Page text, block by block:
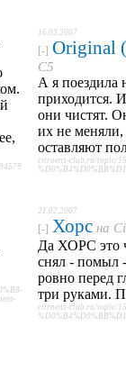
16.03.2007
[-] Original
C5
А я поездила
приходится.
они чистят.
их не меняли,
оставляют
citroens-club.ru/topic/
21.02.2007
[-] Хорс на
Да ХОРС это
снял - помыл
ровно перед
три руками.
citroens-club.ru/topic/